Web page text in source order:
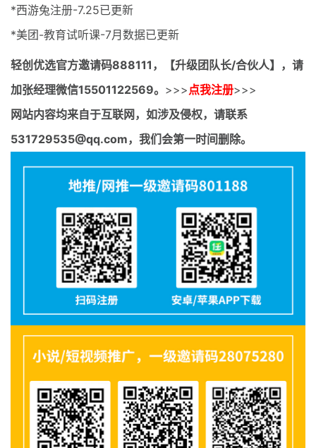
*西游兔注册-7.25已更新
*美团-教育试听课-7月数据已更新
轻创优选官方邀请码888111，【升级团队长/合伙人】，请
加张经理微信15501122569。 >>> 点我注册>>>
网站内容均来自于互联网，如涉及侵权，请联系
531729535@qq.com，我们会第一时间删除。